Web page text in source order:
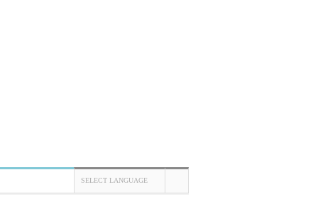
SELECT LANGUAGE